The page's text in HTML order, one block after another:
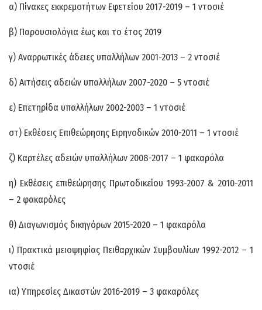
α) Πίνακες εκκρεμοτήτων Εφετείου 2017-2019 – 1 ντοσιέ
β) Παρουσιολόγια έως και το έτος 2019
γ) Αναρρωτικές άδειες υπαλλήλων 2001-2013 – 2 ντοσιέ
δ) Αιτήσεις αδειών υπαλλήλων 2007-2020 – 5 ντοσιέ
ε) Επετηρίδα υπαλλήλων 2002-2003 – 1 ντοσιέ
στ) Εκθέσεις Επιθεώρησης Ειρηνοδικών 2010-2011 – 1 ντοσιέ
ζ) Καρτέλες αδειών υπαλλήλων 2008-2017 – 1 φακαρόλα
η) Εκθέσεις επιθεώρησης Πρωτοδικείου 1993-2007 & 2010-2011
– 2 φακαρόλες
θ) Διαγωνισμός δικηγόρων 2015-2020 – 1 φακαρόλα
ι) Πρακτικά μειοψηφίας Πειθαρχικών Συμβουλίων 1992-2012 – 1
ντοσιέ
ια) Υπηρεσίες Δικαστών 2016-2019 – 3 φακαρόλες